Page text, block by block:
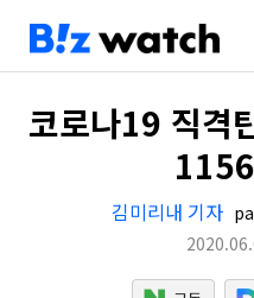
코로나19 직격
김미리내 기자